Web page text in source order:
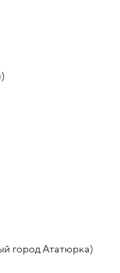
город Ататюрка)